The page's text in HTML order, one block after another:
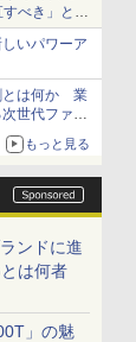
べき」とセ
いパワーア
とは何か 業
世代ファイ
もっと見る
ンドに進
は何者
」の魅